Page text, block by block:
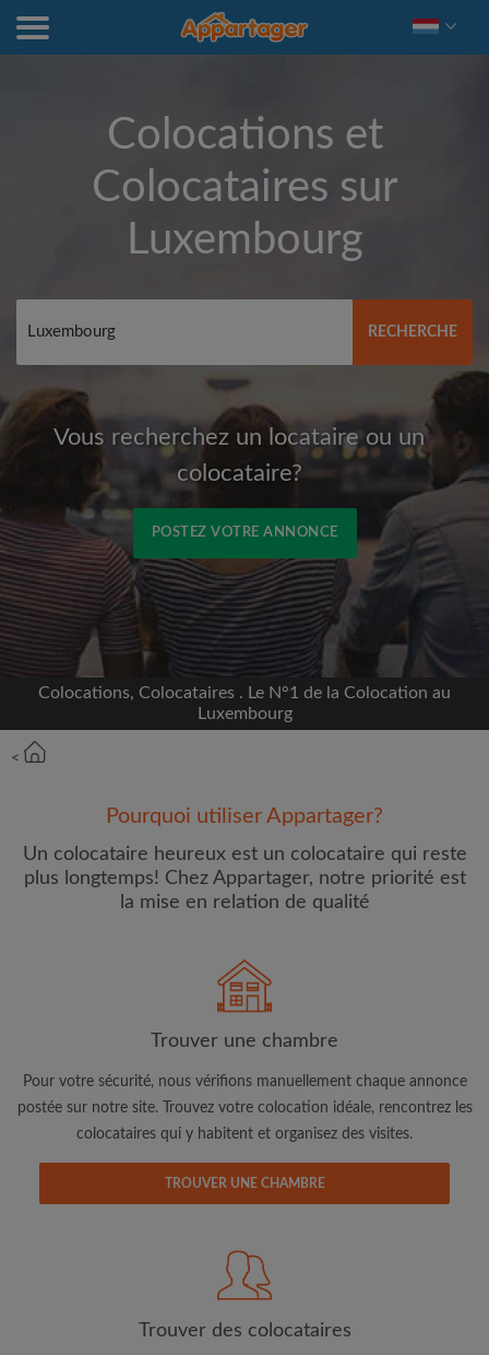
Colocations et
Colocataires sur
Luxembourg
RECHERCHE
Vous recherchez un locataire ou un
colocataire?
POSTEZ VOTRE ANNONCE
Inscrivez-vous avec Facebook
Nous ne publierons jamais sur votre page sans
Prénom
Adresse email
J'ai lu, compris et accepte les
Conditions d'utilisation
et ai pris connaissance de la
Colocations, Colocataires . Le N°1 de la Colocation au
Luxembourg
<
Pourquoi utiliser Appartager?
Un colocataire heureux est un colocataire qui reste
plus longtemps! Chez Appartager, notre priorité est
la mise en relation de qualité
Trouver une chambre
Pour votre sécurité, nous vérifions manuellement chaque annonce
postée sur notre site. Trouvez votre colocation idéale, rencontrez les
colocataires qui y habitent et organisez des visites.
TROUVER UNE CHAMBRE
Trouver des colocataires